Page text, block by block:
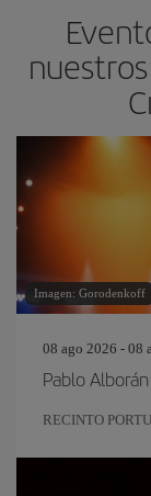
Imagen: Gorodenkoff
08 ago 2026 - 08
Pablo
RECINTO